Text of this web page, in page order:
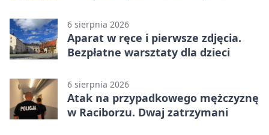
6 sierpnia 2026
Aparat w ręce i pierwsze zdjęcia.
Bezpłatne warsztaty dla dzieci
6 sierpnia 2026
Atak na przypadkowego mężczyznę
w Raciborzu. Dwaj zatrzymani